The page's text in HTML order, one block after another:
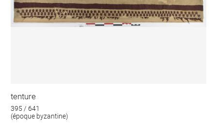
tenture
395 / 641
(époque byzantine)